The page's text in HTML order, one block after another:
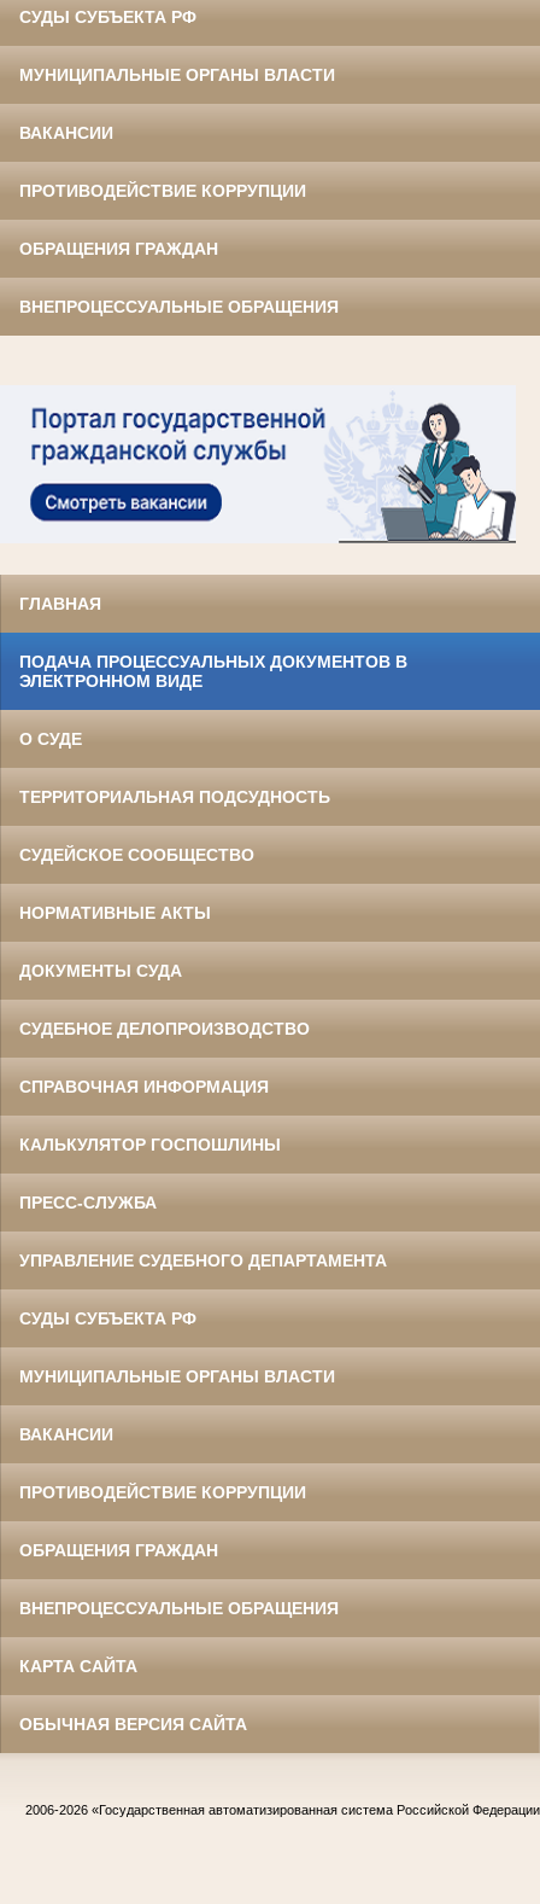
СУДЫ СУБЪЕКТА РФ
МУНИЦИПАЛЬНЫЕ ОРГАНЫ ВЛАСТИ
ВАКАНСИИ
ПРОТИВОДЕЙСТВИЕ КОРРУПЦИИ
ОБРАЩЕНИЯ ГРАЖДАН
ВНЕПРОЦЕССУАЛЬНЫЕ ОБРАЩЕНИЯ
ГЛАВНАЯ
ПОДАЧА ПРОЦЕССУАЛЬНЫХ ДОКУМЕНТОВ В
ЭЛЕКТРОННОМ ВИДЕ
О СУДЕ
ТЕРРИТОРИАЛЬНАЯ ПОДСУДНОСТЬ
СУДЕЙСКОЕ СООБЩЕСТВО
НОРМАТИВНЫЕ АКТЫ
ДОКУМЕНТЫ СУДА
СУДЕБНОЕ ДЕЛОПРОИЗВОДСТВО
СПРАВОЧНАЯ ИНФОРМАЦИЯ
КАЛЬКУЛЯТОР ГОСПОШЛИНЫ
ПРЕСС-СЛУЖБА
УПРАВЛЕНИЕ СУДЕБНОГО ДЕПАРТАМЕНТА
СУДЫ СУБЪЕКТА РФ
МУНИЦИПАЛЬНЫЕ ОРГАНЫ ВЛАСТИ
ВАКАНСИИ
ПРОТИВОДЕЙСТВИЕ КОРРУПЦИИ
ОБРАЩЕНИЯ ГРАЖДАН
ВНЕПРОЦЕССУАЛЬНЫЕ ОБРАЩЕНИЯ
КАРТА САЙТА
ОБЫЧНАЯ ВЕРСИЯ САЙТА
2006-2026 «Государственная автоматизированная система Российской